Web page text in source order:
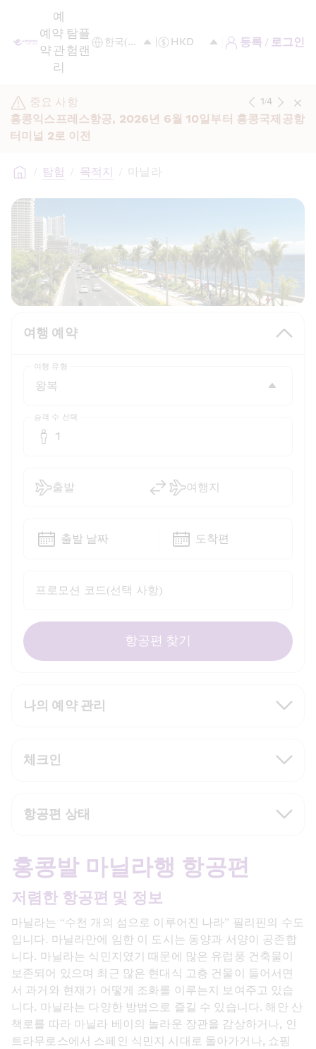
예
약
예
약
관
리
탐
험
플
랜
등록 / 로그인
중요 사항
홍콩익스프레스항공, 2026년 6월 10일부터 홍콩국제공항
터미널 2로 이전
1/4
/ 탐험 / 목적지 / 마닐라
여행 예약
나의 예약 관리
체크인
항공편 상태
여행 유형
승객 수 선택
1
프로모션 코드(선택 사항)
출발 여행지
출발 날짜 도착편
항공편 찾기
홍콩발 마닐라행 항공편
저렴한 항공편 및 정보
마닐라는 “수천 개의 섬으로 이루어진 나라” 필리핀의 수도
입니다. 마닐라만에 임한 이 도시는 동양과 서양이 공존합
니다. 마닐라는 식민지였기 때문에 많은 유럽풍 건축물이
보존되어 있으며 최근 많은 현대식 고층 건물이 들어서면
서 과거와 현재가 어떻게 조화를 이루는지 보여주고 있습
니다. 마닐라는 다양한 방법으로 즐길 수 있습니다. 해안 산
책로를 따라 마닐라 베이의 놀라운 장관을 감상하거나, 인
트라무로스에서 스페인 식민지 시대로 돌아가거나, 쇼핑